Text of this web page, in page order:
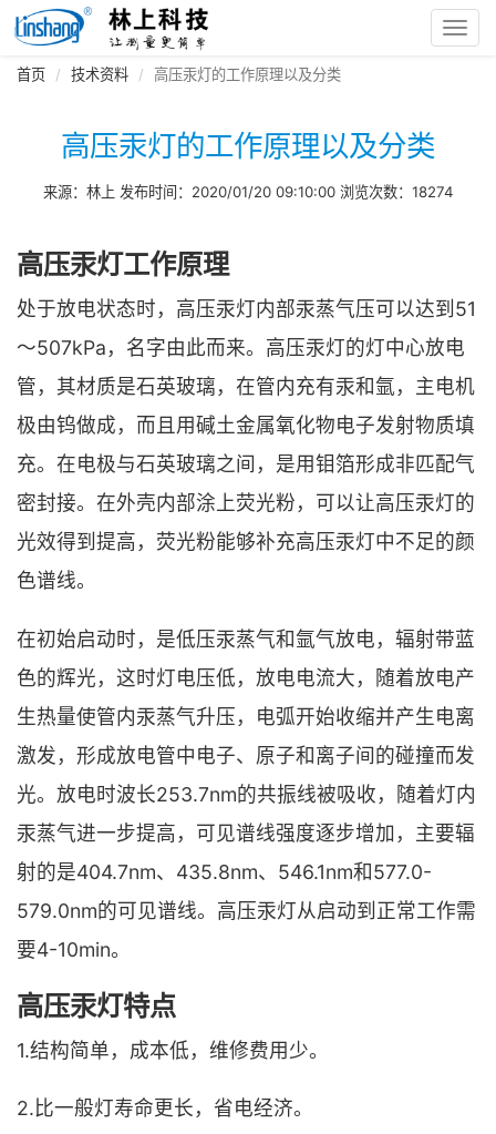
首页 技术资料 高压汞灯的工作原理以及分类
高压汞灯的工作原理以及分类
来源：林上 发布时间：2020/01/20 09:10:00 浏览次数：18274
高压汞灯工作原理
处于放电状态时，高压汞灯内部汞蒸气压可以达到51
～507kPa，名字由此而来。高压汞灯的灯中心放电
管，其材质是石英玻璃，在管内充有汞和氩，主电机
极由钨做成，而且用碱土金属氧化物电子发射物质填
充。在电极与石英玻璃之间，是用钼箔形成非匹配气
密封接。在外壳内部涂上荧光粉，可以让高压汞灯的
光效得到提高，荧光粉能够补充高压汞灯中不足的颜
色谱线。
在初始启动时，是低压汞蒸气和氩气放电，辐射带蓝
色的辉光，这时灯电压低，放电电流大，随着放电产
生热量使管内汞蒸气升压，电弧开始收缩并产生电离
激发，形成放电管中电子、原子和离子间的碰撞而发
光。放电时波长253.7nm的共振线被吸收，随着灯内
汞蒸气进一步提高，可见谱线强度逐步增加，主要辐
射的是404.7nm、435.8nm、546.1nm和577.0-
579.0nm的可见谱线。高压汞灯从启动到正常工作需
要4-10min。
高压汞灯特点
1.结构简单，成本低，维修费用少。
2.比一般灯寿命更长，省电经济。